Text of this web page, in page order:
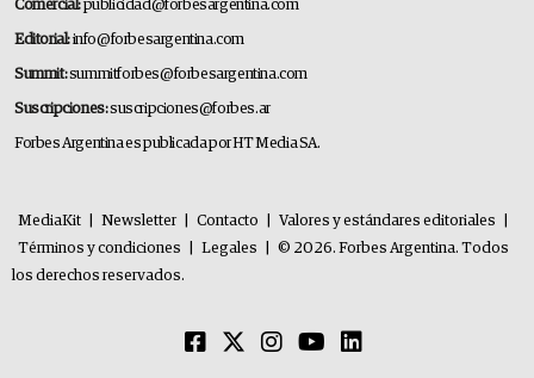
Comercial:publicidad@forbesargentina.com
Editorial:info@forbesargentina.com
Summit:summitforbes@forbesargentina.com
Suscripciones:suscripciones@forbes.ar
Forbes Argentina es publicada por HT Media SA.
MediaKit Newsletter Contacto Valores y estándares editoriales
Términos y condiciones
Legales
© 2026. Forbes Argentina. Todos
los derechos reservados.